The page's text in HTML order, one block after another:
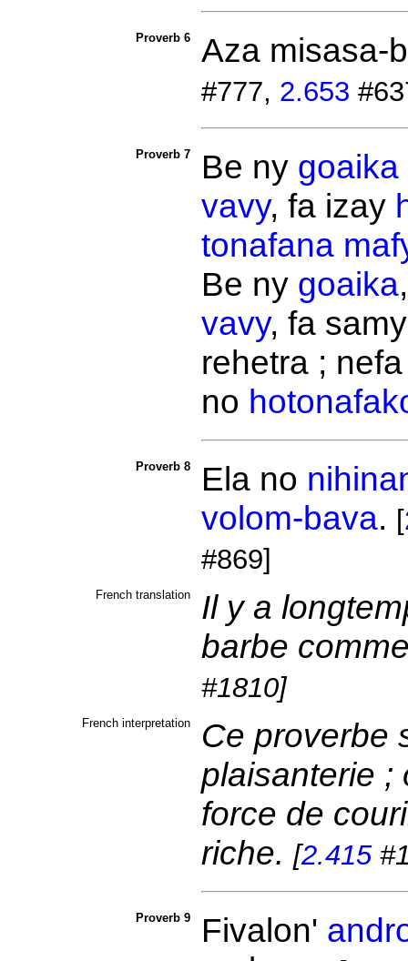
Proverb 6 Aza misasa-
#777, 2.653
Proverb 7 Be ny goaika
vavy, fa izay
tonafana
Be ny goaika
vavy, fa
rehetra ;
no
Proverb 8 Ela no
volom-bava. [
#869]
French translation
Il y a
barbe
#1810]
French interpretation
Ce proverbe
plaisanterie ;
force de
riche. [2.415
Proverb 9 Fivalon'